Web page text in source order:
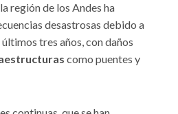
región de los Andes ha
desastrosas debido a
tres años, con daños
como puentes y